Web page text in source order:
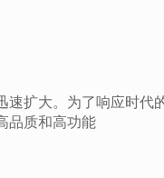
速扩大。为了响应时代
品质和高功能